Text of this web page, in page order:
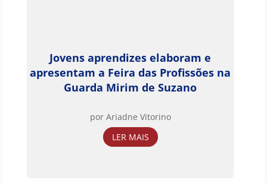
Jovens aprendizes elaboram e
apresentam a Feira das Profissões na
Guarda Mirim de Suzano
por Ariadne Vitorino
LER MAIS